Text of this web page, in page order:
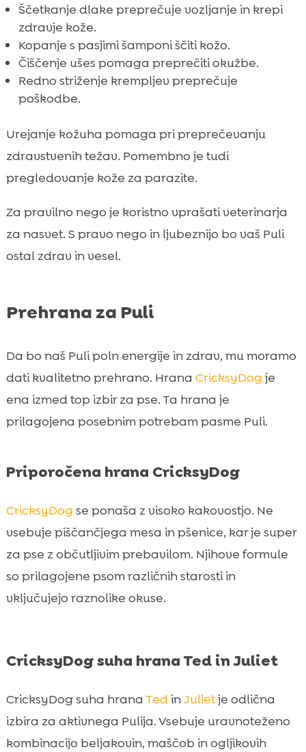
Ščetkanje dlake preprečuje vozljanje in krepi
zdravje kože.
Kopanje s pasjimi šamponi ščiti kožo.
Čiščenje ušes pomaga preprečiti okužbe.
Redno striženje krempljev preprečuje
poškodbe.
Urejanje kožuha pomaga pri preprečevanju
zdravstvenih težav. Pomembno je tudi
pregledovanje kože za parazite.
Za pravilno nego je koristno vprašati veterinarja
za nasvet. S pravo nego in ljubeznijo bo vaš Puli
ostal zdrav in vesel.
Prehrana za Puli
Da bo naš Puli poln energije in zdrav, mu moramo
dati kvalitetno prehrano. Hrana CricksyDogje
ena izmed top izbir za pse. Ta hrana je
prilagojena posebnim potrebam pasme Puli.
Priporočena hrana CricksyDog
CricksyDogse ponaša z visoko kakovostjo. Ne
vsebuje piščančjega mesa in pšenice, kar je super
za pse z občutljivim prebavilom. Njihove formule
so prilagojene psom različnih starosti in
vključujejo raznolike okuse.
CricksyDog suha hrana Ted in Juliet
CricksyDog suha hrana TedinJulietje odlična
izbira za aktivnega Pulija. Vsebuje uravnoteženo
kombinacijo beljakovin, maščob in ogljikovih